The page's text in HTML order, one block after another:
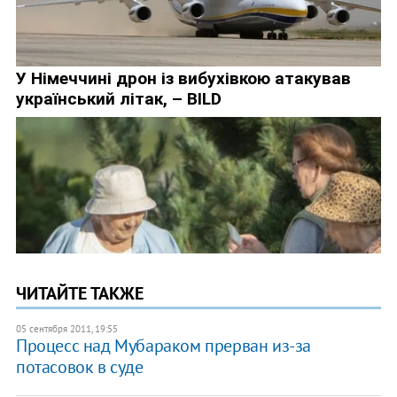
ЧИТАЙТЕ ТАКЖЕ
05 сентября 2011, 19:55
Процесс над Мубараком прерван из-за
потасовок в суде